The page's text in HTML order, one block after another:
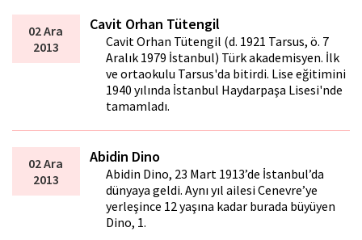
02 Ara
2013
Cavit Orhan Tütengil
Cavit Orhan Tütengil (d. 1921 Tarsus, ö. 7
Aralık 1979 İstanbul) Türk akademisyen. İlk
ve ortaokulu Tarsus'da bitirdi. Lise eğitimini
1940 yılında İstanbul Haydarpaşa Lisesi'nde
tamamladı.
02 Ara
2013
Abidin Dino
Abidin Dino, 23 Mart 1913’de İstanbul’da
dünyaya geldi. Aynı yıl ailesi Cenevre’ye
yerleşince 12 yaşına kadar burada büyüyen
Dino, 1.